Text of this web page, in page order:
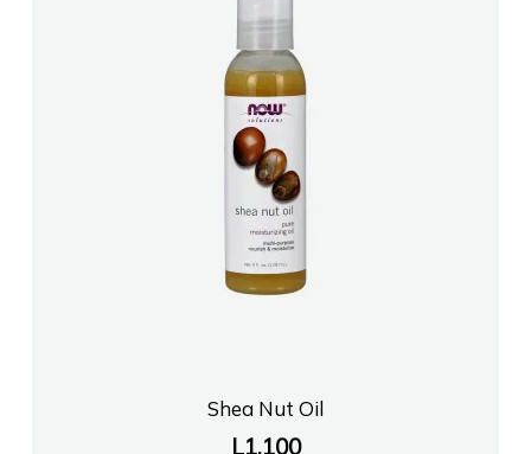
Shea Nut Oil
L1,100